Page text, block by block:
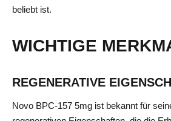
beliebt ist.
WICHTIGE
REGENERATIVE
Novo BPC-157 5mg ist bekannt für